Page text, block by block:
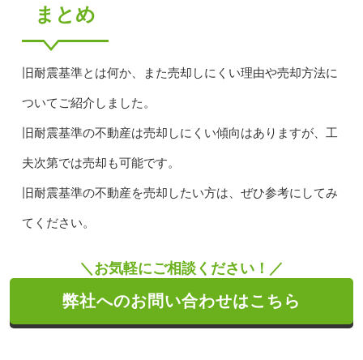
まとめ
旧耐震基準とは何か、また売却しにくい理由や売却方法に
ついてご紹介しました。
旧耐震基準の不動産は売却しにくい傾向はありますが、工
夫次第では売却も可能です。
旧耐震基準の不動産を売却したい方は、ぜひ参考にしてみ
てください。
＼お気軽にご相談ください！／
弊社へのお問い合わせはこちら